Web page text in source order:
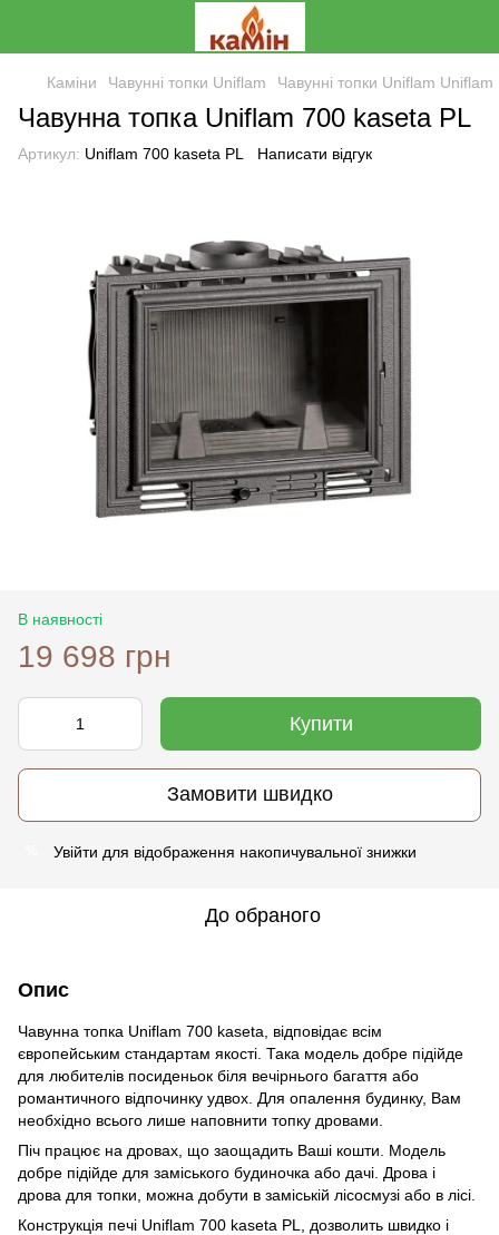
Каміни Чавунні топки Uniflam Чавунні топки Uniflam Uniflam
Чавунна топка Uniflam 700 kaseta PL
Артикул: Uniflam 700 kaseta PL Написати відгук
В наявності
19 698 грн
Купити
Замовити швидко
Увійти для відображення накопичувальної знижки
До обраного
Опис
Чавунна топка Uniflam 700 kaseta, відповідає всім
європейським стандартам якості. Така модель добре підійде
для любителів посиденьок біля вечірнього багаття або
романтичного відпочинку удвох. Для опалення будинку, Вам
необхідно всього лише наповнити топку дровами.
Піч працює на дровах, що заощадить Ваші кошти. Модель
добре підійде для заміського будиночка або дачі. Дрова і
дрова для топки, можна добути в заміській лісосмузі або в лісі.
Конструкція печі Uniflam 700 kaseta PL, дозволить швидко і